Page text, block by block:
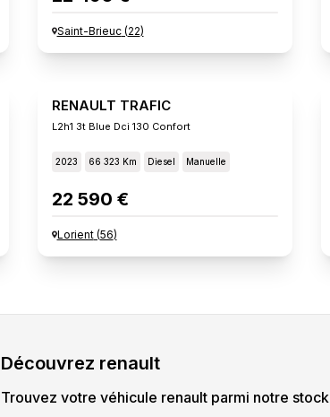
Saint-Brieuc(22)
RENAULT TRAFIC
L2h1 3t Blue Dci 130 Confort
2023 66 323 Km Diesel Manuelle
22 590 €
Lorient(56)
Découvrez renault
Trouvez votre véhicule renaultparmi notre stock